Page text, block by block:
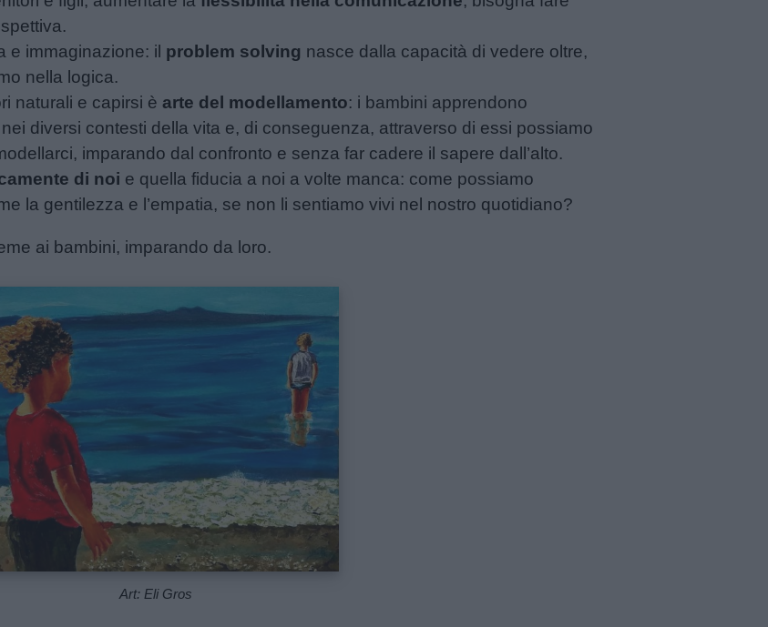
e immaginazione: il problem solving nasce dalla capacità di vedere oltre,
nella logica.
naturali e capirsi èarte del modellamento: i bambini apprendono
diversi contesti della vita e, di conseguenza, attraverso di essi possiamo
imparando dal confronto e senza far cadere il sapere dall’alto.
di noi e quella fiducia a noi a volte manca: come possiamo
la gentilezza e l’empatia, se non li sentiamo vivi nel nostro quotidiano?
ai bambini, imparando da loro.
Art: Eli Gros